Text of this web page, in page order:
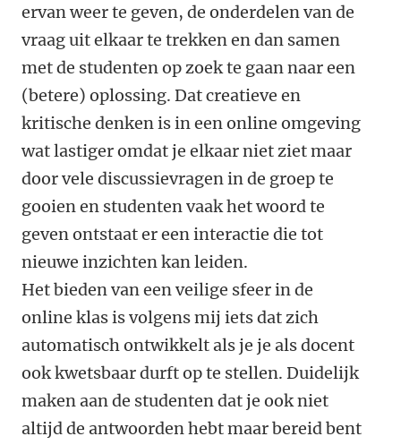
ervan weer te geven, de onderdelen van de
vraag uit elkaar te trekken en dan samen
met de studenten op zoek te gaan naar een
(betere) oplossing. Dat creatieve en
kritische denken is in een online omgeving
wat lastiger omdat je elkaar niet ziet maar
door vele discussievragen in de groep te
gooien en studenten vaak het woord te
geven ontstaat er een interactie die tot
nieuwe inzichten kan leiden.
Het bieden van een veilige sfeer in de
online klas is volgens mij iets dat zich
automatisch ontwikkelt als je je als docent
ook kwetsbaar durft op te stellen. Duidelijk
maken aan de studenten dat je ook niet
altijd de antwoorden hebt maar bereid bent